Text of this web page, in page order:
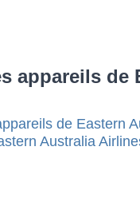
appareils de
de Eastern
Australia